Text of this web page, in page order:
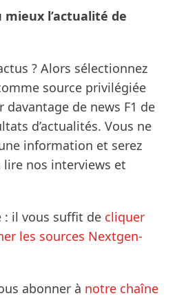
l’actualité de
? Alors sélectionnez
source privilégiée
de news F1 de
d’actualités. Vous ne
information et serez
nos interviews et
: il vous suffit de cliquer
les sources Nextgen-
abonner à notre chaîne